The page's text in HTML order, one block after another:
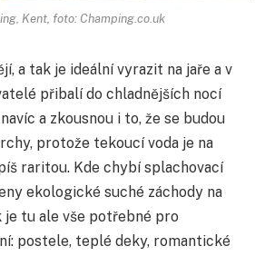
Kent, foto: Champing.co.uk
a tak je ideální vyrazit na jaře a v
přibalí do chladnějších nocí
a zkousnou i to, že se budou
protože tekoucí voda je na
raritou. Kde chybí splachovací
ekologické suché záchody na
je tu ale vše potřebné pro
postele, teplé deky, romantické